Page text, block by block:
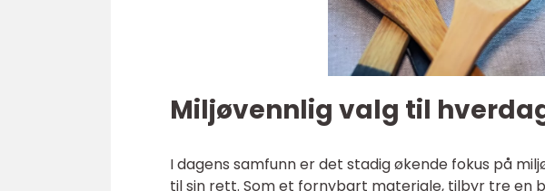
Miljøvennlig valg til
I dagens samfunn er det stadig økende fokus på
til sin rett. Som et fornybart materiale, tilbyr tre